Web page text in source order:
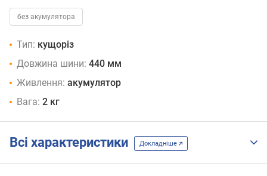
без акумулятора
Тип: кущоріз
Довжина шини: 440 мм
Живлення: акумулятор
Вага: 2 кг
Всі характеристики Докладніше